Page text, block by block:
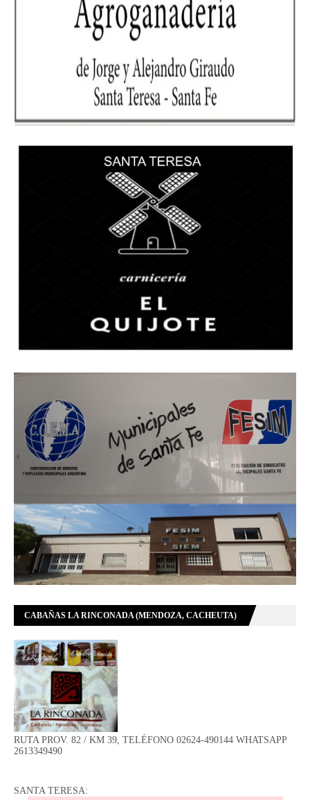
CABAÑAS LA RINCONADA (MENDOZA, CACHEUTA)
RUTA PROV. 82 / KM 39, TELÉFONO 02624-490144 WHATSAPP
2613349490
SANTA TERESA: